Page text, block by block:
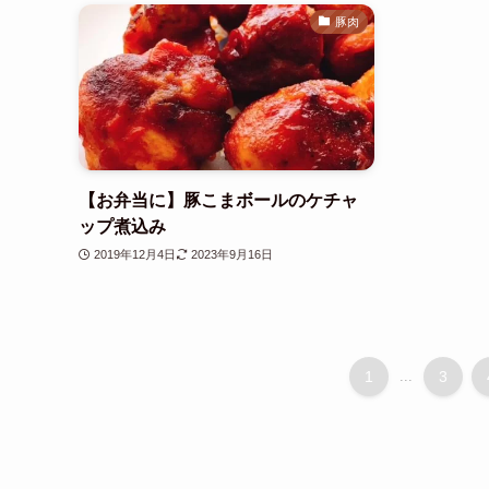
豚肉
【お弁当に】豚こまボールのケチャ
ップ煮込み
2019年12月4日 2023年9月16日
1 3